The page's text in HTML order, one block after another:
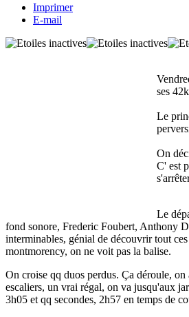
Imprimer
E-mail
ses
Le
On
C' est
Le
fond sonore, Frederic Foubert, Anthony
interminables, génial de découvrir tout
montmorency, on ne voit pas la balise.
On croise qq duos perdus. Ça déroule,
escaliers, un vrai régal, on va jusqu'aux
3h05 et qq secondes, 2h57 en temps de